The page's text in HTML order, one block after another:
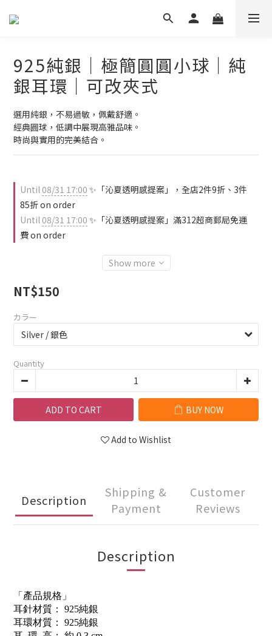
925純銀｜極簡圓圓小球｜純
銀耳環｜可改夾式
選用純銀，不易過敏，佩戴舒適。
經典圓球，低調中展現高雅品味。
時尚與實用的完美結合。
Until08/31 17:00 ✨「沁夏透明感提案」，全店2件9折、3件
85折 on order
Until08/31 17:00 ✨「沁夏透明感提案」滿312超商郵局免運
費 on order
Show more
NT$150
カラー
Quantity
ADD TO CART BUY NOW
Add to Wishlist
Description
Shipping &
Payment
Customer
Reviews
Description
「產品規格」
耳針材質： 925純銀
耳環材質： 925純銀